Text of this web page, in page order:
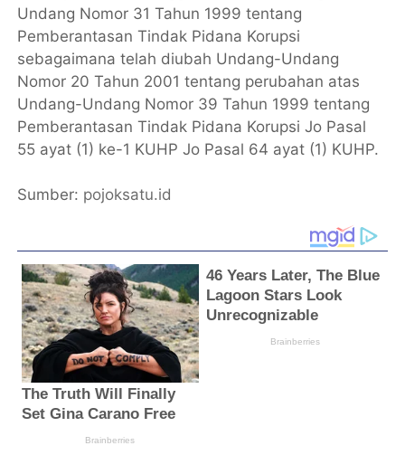
Undang Nomor 31 Tahun 1999 tentang
Pemberantasan Tindak Pidana Korupsi
sebagaimana telah diubah Undang-Undang
Nomor 20 Tahun 2001 tentang perubahan atas
Undang-Undang Nomor 39 Tahun 1999 tentang
Pemberantasan Tindak Pidana Korupsi Jo Pasal
55 ayat (1) ke-1 KUHP Jo Pasal 64 ayat (1) KUHP.
Sumber: pojoksatu.id